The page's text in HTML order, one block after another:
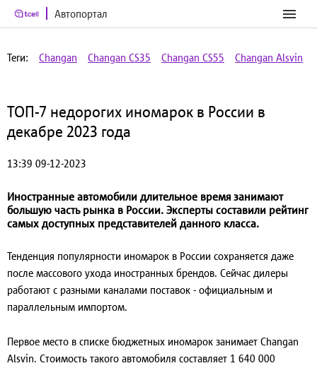
Автопортал
Теги: Changan Changan CS35 Changan CS55 Changan Alsvin
ТОП-7 недорогих иномарок в России в
декабре 2023 года
13:39 09-12-2023
Иностранные автомобили длительное время занимают
большую часть рынка в России. Эксперты составили рейтинг
самых доступных представителей данного класса.
Тенденция популярности иномарок в России сохраняется даже
после массового ухода иностранных брендов. Сейчас дилеры
работают с разными каналами поставок - официальным и
параллельным импортом.
Первое место в списке бюджетных иномарок занимает Changan
Alsvin. Стоимость такого автомобиля составляет 1 640 000